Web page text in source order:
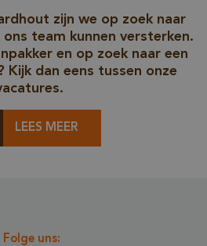
zijn we op zoek naar
team kunnen versterken.
en op zoek naar een
Kijk dan eens tussen onze
LEES MEER
Folge uns: